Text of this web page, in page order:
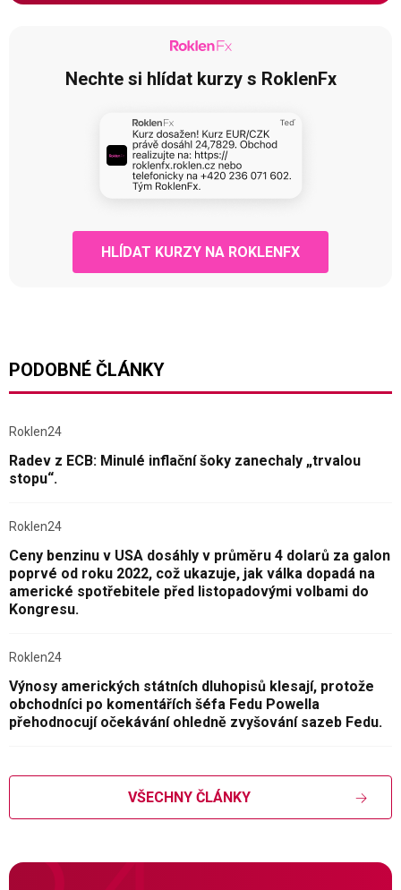
Nechte si hlídat kurzy s RoklenFx
HLÍDAT KURZY NA ROKLENFX
PODOBNÉ ČLÁNKY
Roklen24
Radev z ECB: Minulé inflační šoky zanechaly „trvalou
stopu“.
Roklen24
Ceny benzinu v USA dosáhly v průměru 4 dolarů za galon
poprvé od roku 2022, což ukazuje, jak válka dopadá na
americké spotřebitele před listopadovými volbami do
Kongresu.
Roklen24
Výnosy amerických státních dluhopisů klesají, protože
obchodníci po komentářích šéfa Fedu Powella
přehodnocují očekávání ohledně zvyšování sazeb Fedu.
VŠECHNY ČLÁNKY